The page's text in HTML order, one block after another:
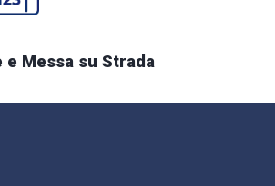
Messa su Strada